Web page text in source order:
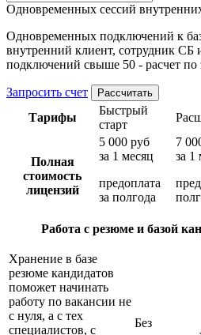
Одновременных сессий
Одновременных подключений к
внутренний клиент, сотрудник СБ
подключений свыше 50 - расчет по
Запросить счет Рассчитать
Тарифы
Быстрый
старт
Полная
стоимость
лицензий
5 000 руб
за 1 месяц
предоплата
за полгода
7
за 1
Работа с резюме и базой
Хранение в базе
резюме кандидатов
поможет начинать
работу по вакансии не
с нуля, а с тех
специалистов, с
Без